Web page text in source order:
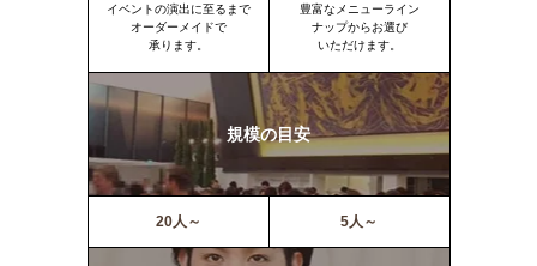
イベントの演出に至るまで
オーダーメイドで
承ります。
豊富なメニューライン
ナップからお選び
いただけます。
規模の目安
20人～ 5人～